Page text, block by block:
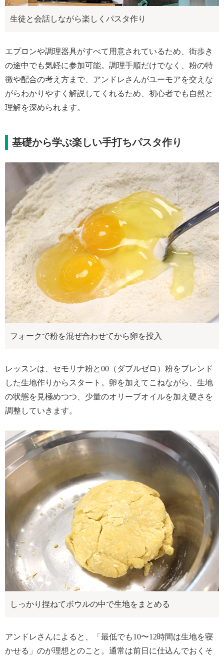
生徒と会話しながら楽しくパスタ作り
エプロンや調理器具がすべて用意されているため、街歩き
の途中でも気軽に参加可能。調理手順だけでなく、粉の特
徴や配合の考え方まで、アンドレさんがユーモアを交えな
がらわかりやすく解説してくれるため、初心者でも自然と
理解を深められます。
基礎から学ぶ楽しい手打ちパスタ作り
フォークで粉を混ぜ合わせてから卵を投入
レッスンは、セモリナ粉と00（ダブルゼロ）粉をブレンド
した生地作りからスタート。卵を加えてこねながら、生地
の状態を見極めつつ、少量のオリーブオイルを加え硬さを
調整していきます。
しっかり捏ねてボウルの中で生地をまとめる
アンドレさんによると、「最低でも10〜12時間は生地を寝
かせる」のが理想とのこと。通常は前日に仕込んでおくそ